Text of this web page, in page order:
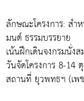
ลักษณะโครงการ: สำ
มนต์ ธรรมบรรยาย
เน้นฝึกเดินจงกรมนั่ง
วันจัดโครงการ 8-14
สถานที่ ยุวพทธฯ (เพ